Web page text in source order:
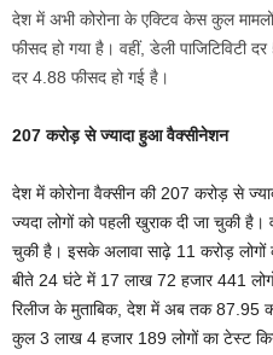
देश में अभी कोरोना के एक्टिव केस कुल
फीसद हो गया है। वहीं, डेली पाजिटिविटी
दर 4.88 फीसद हो गई है।
207 करोड़ से ज्यादा हुआ वैक्सीनेशन
देश में कोरोना वैक्सीन की 207 करोड़ से
ज्यदा लोगों को पहली खुराक दी जा चुकी
चुकी है। इसके अलावा साढ़े 11 करोड़ लोगों
बीते 24 घंटे में 17 लाख 72 हजार 441
रिलीज के मुताबिक, देश में अब तक 87.95
कुल 3 लाख 4 हजार 189 लोगों का टेस्ट